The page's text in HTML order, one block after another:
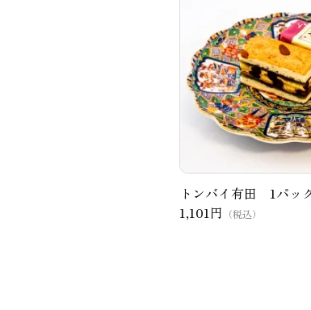
トンバイ有田 1パッ
1,101円 （税込）